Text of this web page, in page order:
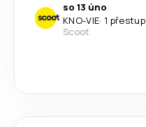
so 13 úno
KNO-VIE· 1 přestup
Scoot